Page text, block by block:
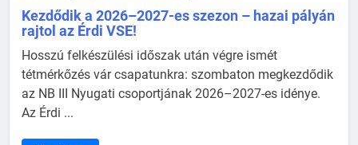
Kezdődik a 2026–2027-es szezon – hazai pályán
rajtol az Érdi VSE!
Hosszú felkészülési időszak után végre ismét
tétmérkőzés vár csapatunkra: szombaton megkezdődik
az NB III Nyugati csoportjának 2026–2027-es idénye.
Az Érdi ...